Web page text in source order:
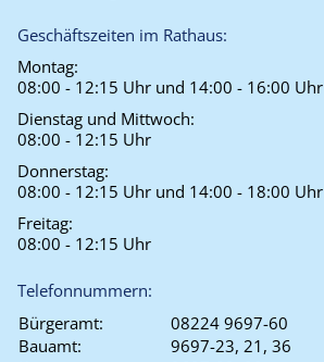
Geschäftszeiten im Rathaus:
Montag:
08:00 - 12:15 Uhr und 14:00 - 16:00 Uhr
Dienstag und Mittwoch:
08:00 - 12:15 Uhr
Donnerstag:
08:00 - 12:15 Uhr und 14:00 - 18:00 Uhr
Freitag:
08:00 - 12:15 Uhr
Telefonnummern:
Bürgeramt:
08224 9697-60
Bauamt:
9697-23, 21, 36